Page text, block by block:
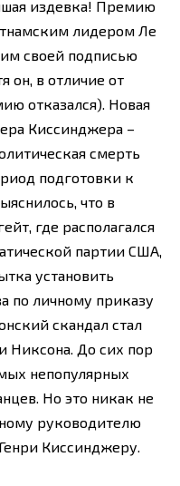
издевка! Премию
лидером Ле
своей подписью
он, в отличие от
отказался). Новая
Киссинджера –
смерть
подготовки к
что в
где располагался
партии США,
установить
по личному приказу
скандал стал
Никсона. До сих пор
непопулярных
Но это никак не
руководителю
Киссинджеру.